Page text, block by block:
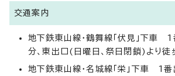
交通案内
地下鉄東山線・鶴舞線「伏見」下車
分、東出口(日曜日、祭日閉鎖)より徒
地下鉄東山線・名城線「栄」下車 1